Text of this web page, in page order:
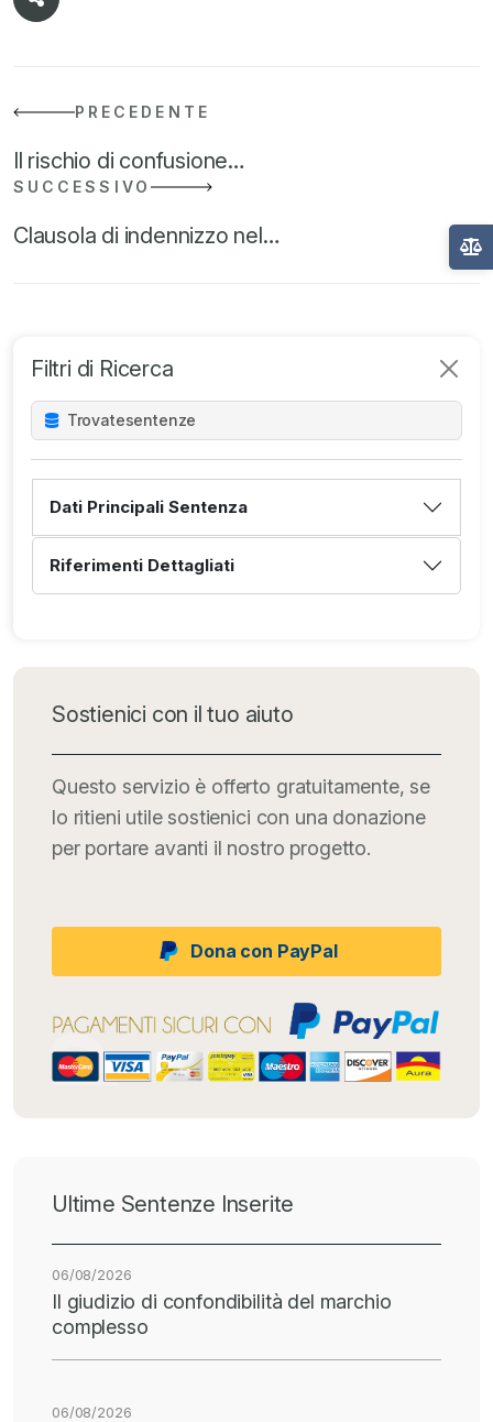
PRECEDENTE
Il rischio di confusione…
SUCCESSIVO
Clausola di indennizzo nel…
Filtri di Ricerca
Trovatesentenze
Dati Principali Sentenza
Riferimenti Dettagliati
Sostienici con il tuo aiuto
Questo servizio è offerto gratuitamente, se
lo ritieni utile sostienici con una donazione
per portare avanti il nostro progetto.
Dona con PayPal
Ultime Sentenze Inserite
06/08/2026
Il giudizio di confondibilità del marchio
complesso
06/08/2026